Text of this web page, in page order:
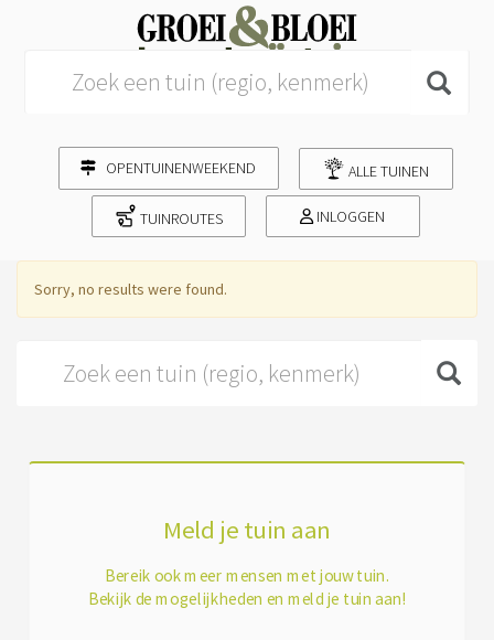
OPENTUINENWEEKEND ALLE TUINEN
TUINROUTES INLOGGEN
Sorry, no results were found.
Meld je tuin aan
Bereik ook meer mensen met jouw tuin.
Bekijk de mogelijkheden en meld je tuin aan!